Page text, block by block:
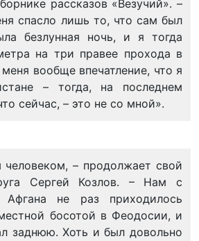
рассказов «Везучий». –
спасло лишь то, что сам был
безлунная ночь, и я тогда
на три правее прохода в
вообще впечатление, что я
– тогда, на последнем
сейчас, – это не со мной».
– продолжает свой
Сергей Козлов. – Нам с
Афгана не раз приходилось
босотой в Феодосии, и
заднюю. Хоть и был довольно